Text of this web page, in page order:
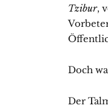
Tzibur,
Doch
Der